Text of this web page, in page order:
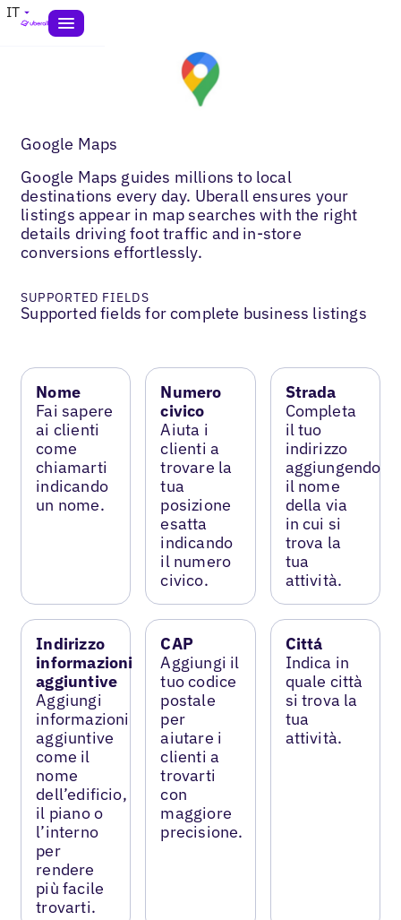
IT
Google Maps
Google Maps guides millions to local
destinations every day. Uberall ensures your
listings appear in map searches with the right
details driving foot traffic and in-store
conversions effortlessly.
SUPPORTED FIELDS
Supported fields for complete business listings
Nome
Fai sapere
ai clienti
come
chiamarti
indicando
un nome.
Numero
civico
Aiuta i
clienti a
trovare la
tua
posizione
esatta
indicando
il numero
civico.
Strada
Completa
il tuo
indirizzo
aggiungendo
il nome
della via
in cui si
trova la
tua
attività.
Indirizzo
informazioni
aggiuntive
Aggiungi
informazioni
aggiuntive
come il
nome
dell’edificio,
il piano o
l’interno
per
rendere
più facile
trovarti.
CAP
Aggiungi il
tuo codice
postale
per
aiutare i
clienti a
trovarti
con
maggiore
precisione.
Cittá
Indica in
quale città
si trova la
tua
attività.